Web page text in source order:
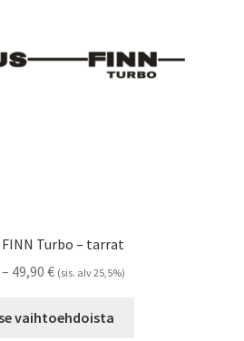
FINN Turbo – tarrat
– 49,90 €Hintaluokka:
-
(sis. alv 25,5%)
vaihtoehdoista